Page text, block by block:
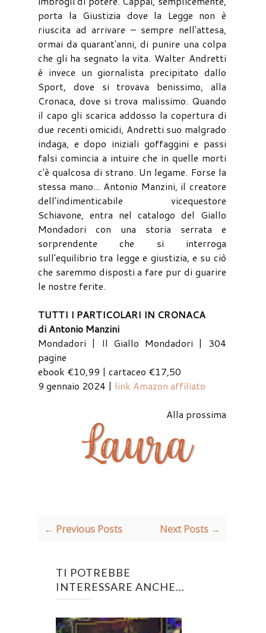
porta la Giustizia dove la Legge non è
riuscita ad arrivare – sempre nell'attesa,
ormai da quarant'anni, di punire una colpa
che gli ha segnato la vita. Walter Andretti
è invece un giornalista precipitato dallo
Sport, dove si trovava benissimo, alla
Cronaca, dove si trova malissimo. Quando
il capo gli scarica addosso la copertura di
due recenti omicidi, Andretti suo malgrado
indaga, e dopo iniziali goffaggini e passi
falsi comincia a intuire che in quelle morti
c'è qualcosa di strano. Un legame. Forse la
stessa mano... Antonio Manzini, il creatore
dell'indimenticabile vicequestore
Schiavone, entra nel catalogo del Giallo
Mondadori con una storia serrata e
sorprendente che si interroga
sull'equilibrio tra legge e giustizia, e su ciò
che saremmo disposti a fare pur di guarire
le nostre ferite.
TUTTI I PARTICOLARI IN CRONACA
di Antonio Manzini
Mondadori | Il Giallo Mondadori | 304
pagine
ebook €10,99 | cartaceo €17,50
9 gennaio 2024 | link Amazon affiliato
Alla prossima
← Previous Posts Next Posts →
TI POTREBBE
INTERESSARE ANCHE...